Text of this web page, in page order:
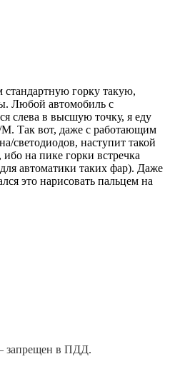
горку такую,
Любой автомобиль с
слева в высшую точку, я еду
Так вот, даже с работающим
светодиодов, наступит такой
на пике горки встречка
автоматики таких фар). Даже
это нарисовать пальцем на
запрещен в ПДД.